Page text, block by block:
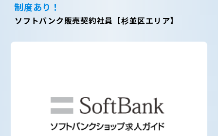
制度あり！
ソフトバンク販売契約社員【杉並区エリア】